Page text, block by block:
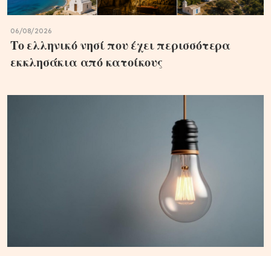
06/08/2026
Το ελληνικό νησί που έχει περισσότερα
εκκλησάκια από κατοίκους